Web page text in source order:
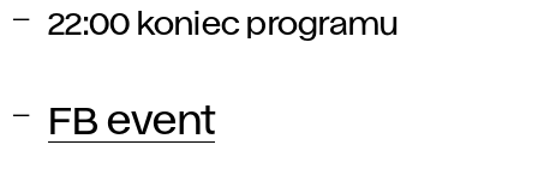
22:00 koniec programu
FB event